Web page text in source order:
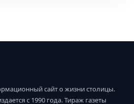
сайт о жизни столицы.
с 1990 года. Тираж газеты